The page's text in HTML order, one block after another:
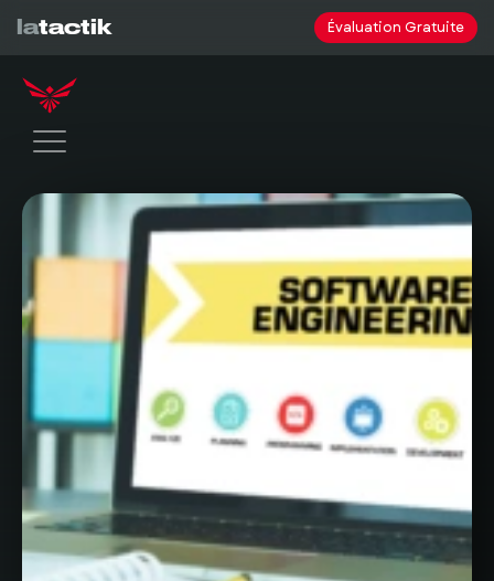
latactik Évaluation Gratuite